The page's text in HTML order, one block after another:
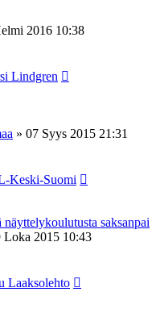
2016 10:38
Lindgren
» 07 Syys 2015 21:31
Keski-Suomi
saksanpai
Loka 2015 10:43
Laaksolehto